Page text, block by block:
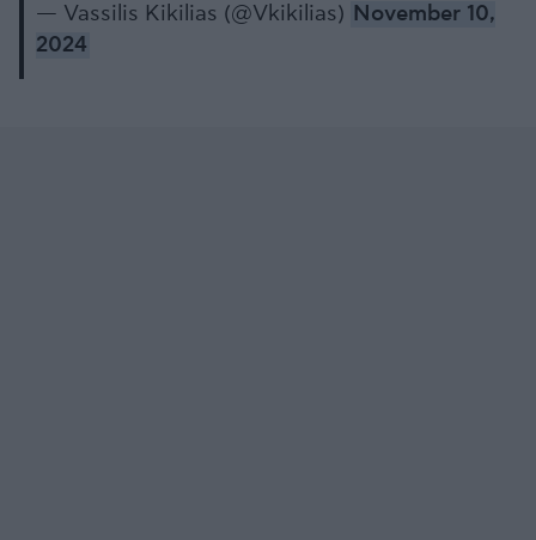
— Vassilis Kikilias (@Vkikilias) November 10,
2024